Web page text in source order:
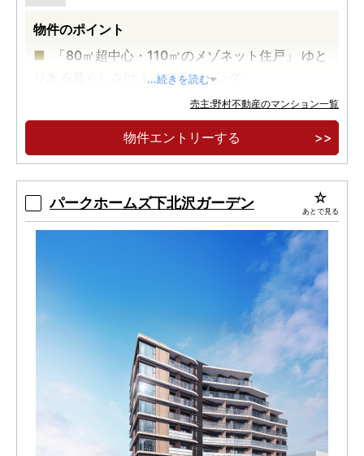
物件のポイント
「80㎡超中心・110㎡のメゾネット住戸」 ゆと
りある暮らしを叶えるプランニング
「住居系地域＆3方接道角地」 通風や採光にも
配慮された落ち着いた邸宅地
「全戸床快full＆サイクルガレージ採用・認定
...続きを読む
売主:野村不動産のマンション一覧
物件エントリーする
パークホームズ下北沢ガーデン あとで見る